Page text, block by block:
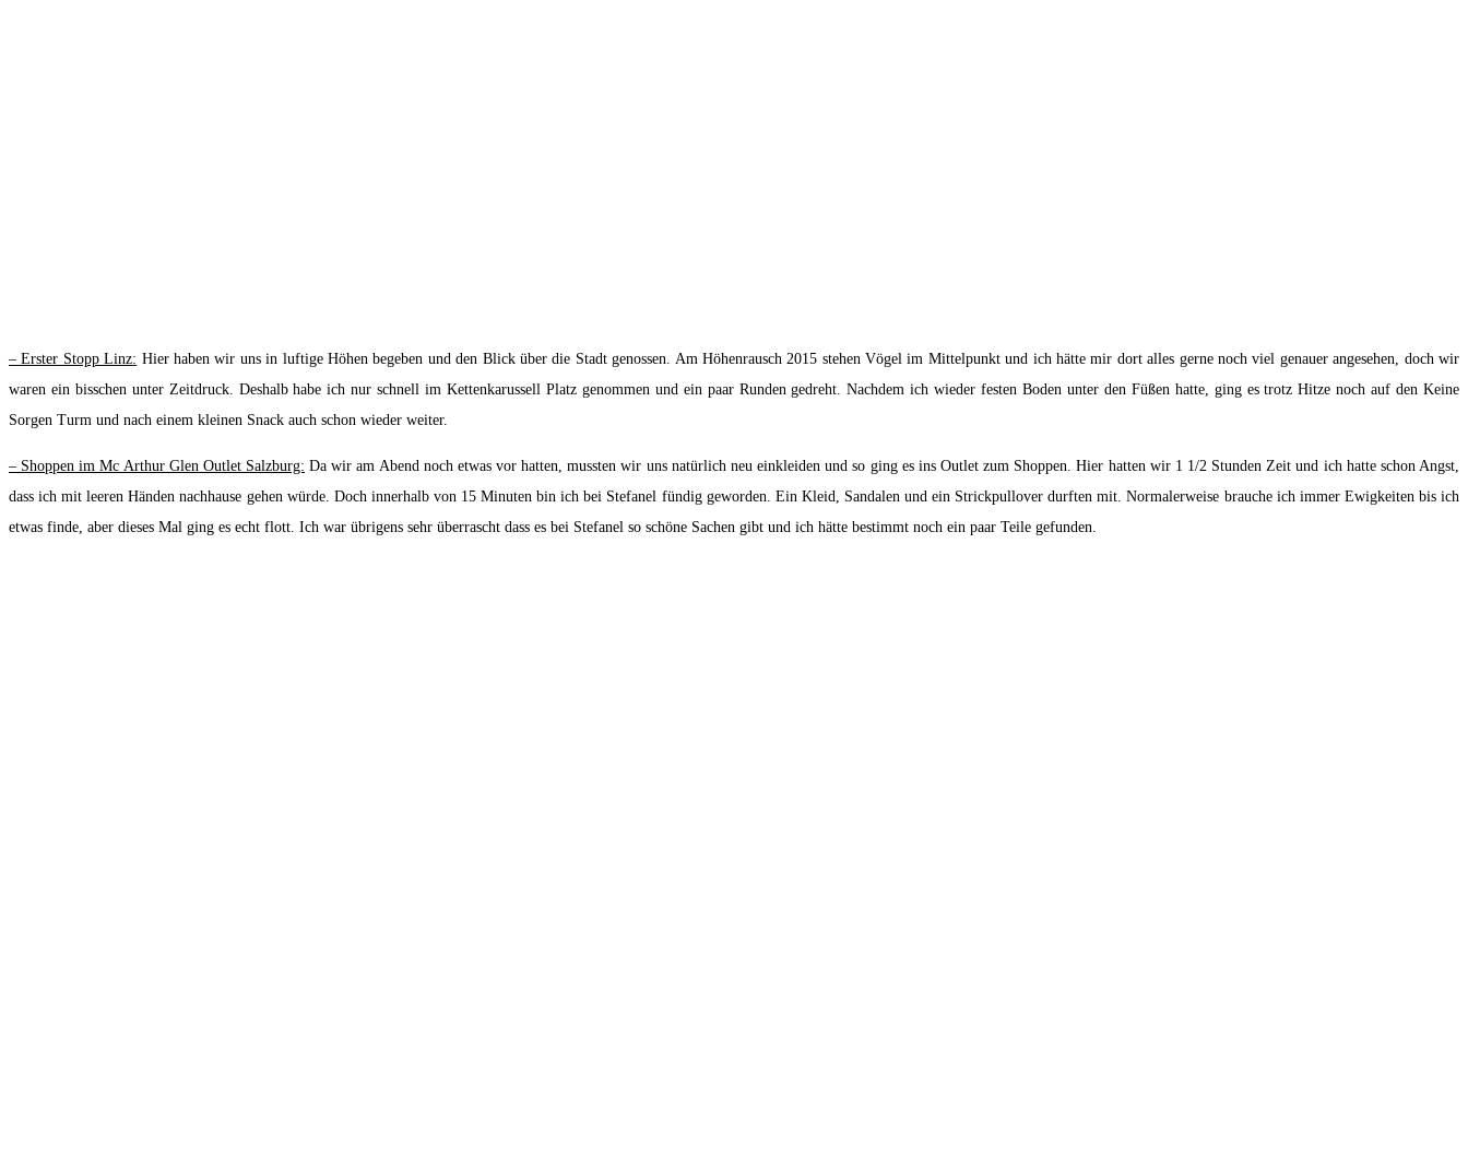
– Erster Stopp Linz: Hier haben wir uns in luftige Höhen begeben und den Blick über die Stadt genossen. Am Höhenrausch 2015 stehen Vögel im Mittelpunkt und ich hätte mir dort alles gerne noch viel genauer angesehen, doch wir
waren ein bisschen unter Zeitdruck. Deshalb habe ich nur schnell im Kettenkarussell Platz genommen und ein paar Runden gedreht. Nachdem ich wieder festen Boden unter den Füßen hatte, ging es trotz Hitze noch auf den Keine
Sorgen Turm und nach einem kleinen Snack auch schon wieder weiter.
– Shoppen im Mc Arthur Glen Outlet Salzburg: Da wir am Abend noch etwas vor hatten, mussten wir uns natürlich neu einkleiden und so ging es ins Outlet zum Shoppen. Hier hatten wir 1 1/2 Stunden Zeit und ich hatte schon Angst,
dass ich mit leeren Händen nachhause gehen würde. Doch innerhalb von 15 Minuten bin ich bei Stefanel fündig geworden. Ein Kleid, Sandalen und ein Strickpullover durften mit. Normalerweise brauche ich immer Ewigkeiten bis ich
etwas finde, aber dieses Mal ging es echt flott. Ich war übrigens sehr überrascht dass es bei Stefanel so schöne Sachen gibt und ich hätte bestimmt noch ein paar Teile gefunden.